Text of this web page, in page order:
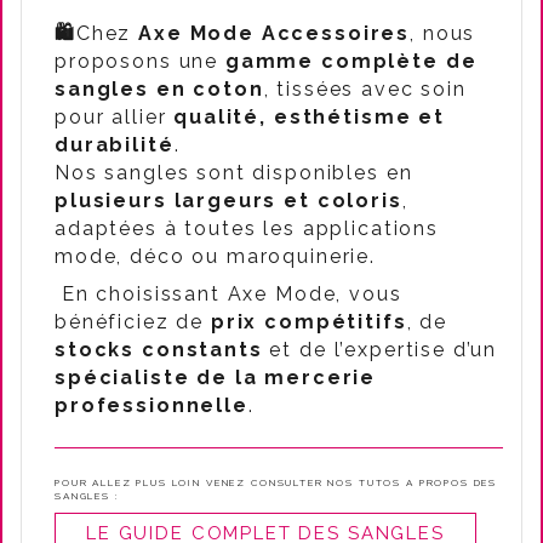
🛍️ChezAxe Mode Accessoires, nous
proposons une gamme complète de
sangles en coton, tissées avec soin
pour allier qualité, esthétisme et
durabilité.
Nos sangles sont disponibles en
plusieurs largeurs et coloris,
adaptées à toutes les applications
mode, déco ou maroquinerie.
En choisissant Axe Mode, vous
bénéficiez de prix compétitifs, de
stocks constants et de l’expertise d’un
spécialiste de la mercerie
professionnelle.
POUR ALLEZ PLUS LOIN VENEZ CONSULTER NOS TUTOS A PROPOS DES
SANGLES :
LE GUIDE COMPLET DES SANGLES